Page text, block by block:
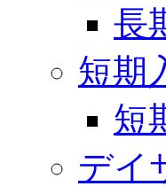
長
短期
短
デイ